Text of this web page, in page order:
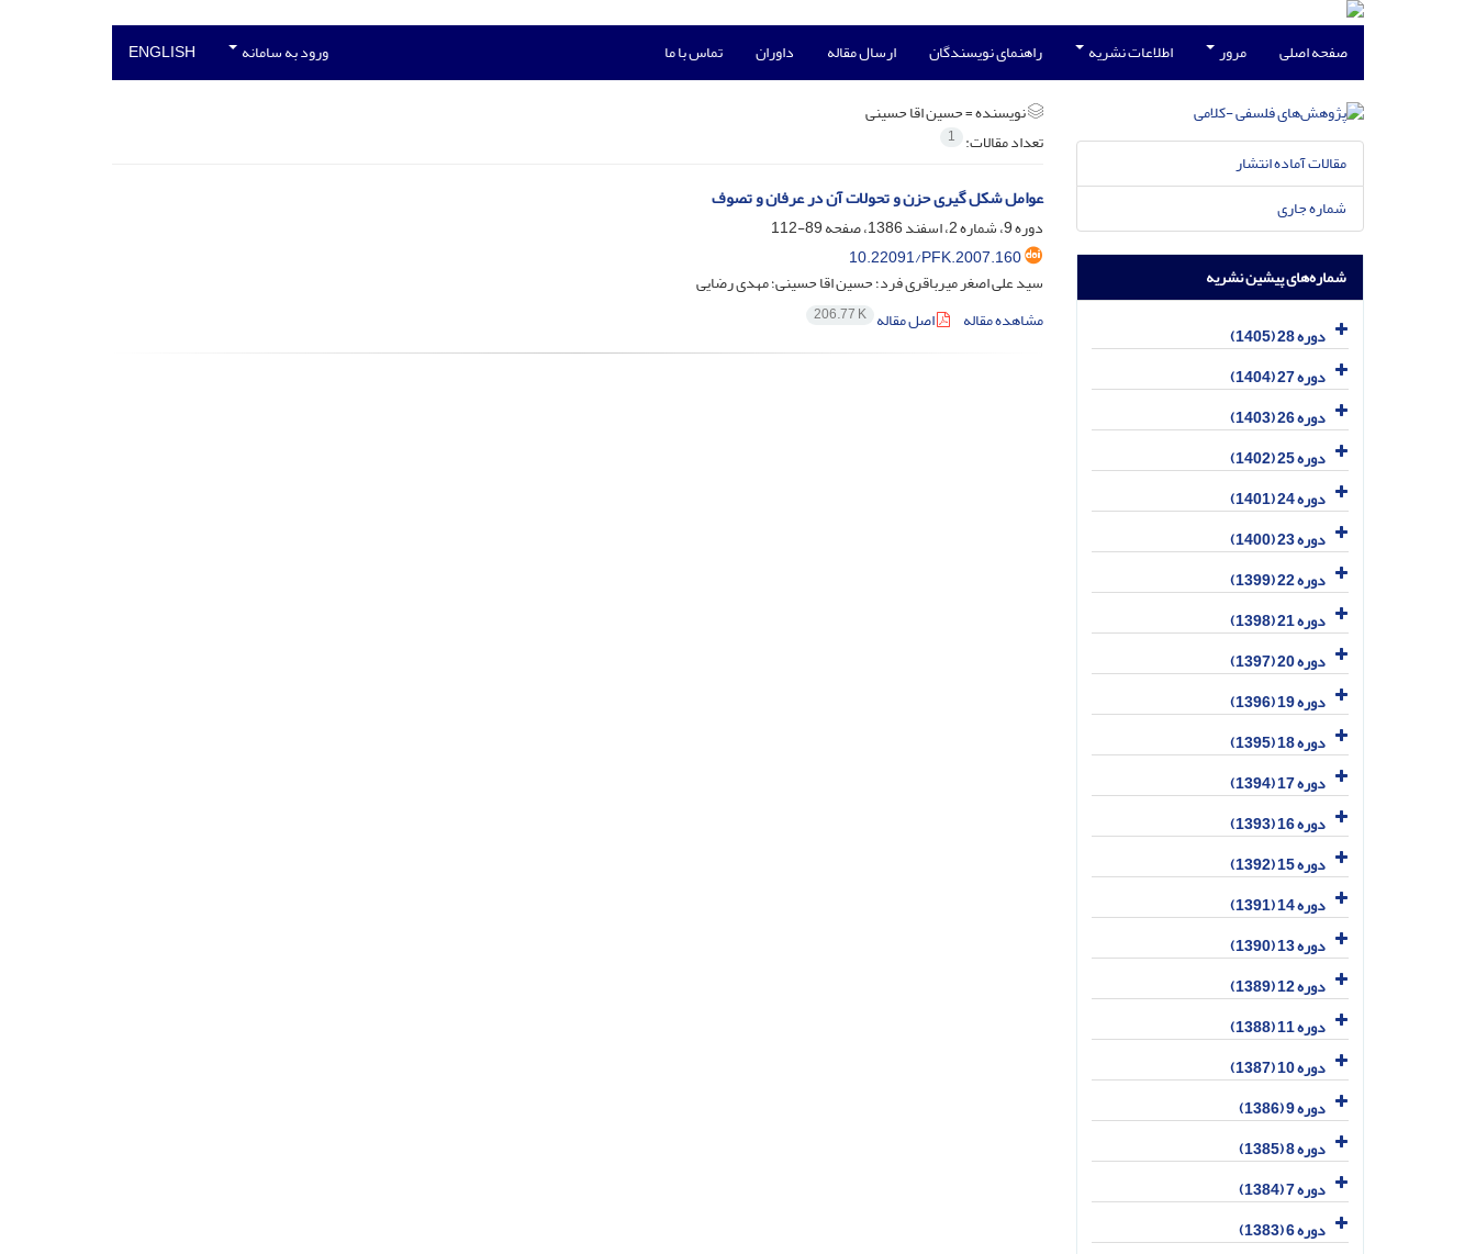
صفحه اصلی مرور اطلاعات نشریه راهنمای نویسندگان ارسال مقاله داوران تماس با ما ورود به سامانه ENGLISH
نویسنده =حسین اقا حسینی
تعداد مقالات: 1
عوامل شکل گیری حزن و تحولات آن در عرفان و تصوف
دوره 9، شماره 2، اسفند 1386، صفحه
89-112
10.22091/PFK.2007.160
سید علی اصغر میرباقری فرد؛ حسین اقا حسینی؛ مهدی رضایی
مشاهده مقاله
اصل مقاله 206.77 K
مقالات آماده انتشار
شماره جاری
شماره‌های پیشین نشریه
دوره 28 (1405)
دوره 27 (1404)
دوره 26 (1403)
دوره 25 (1402)
دوره 24 (1401)
دوره 23 (1400)
دوره 22 (1399)
دوره 21 (1398)
دوره 20 (1397)
دوره 19 (1396)
دوره 18 (1395)
دوره 17 (1394)
دوره 16 (1393)
دوره 15 (1392)
دوره 14 (1391)
دوره 13 (1390)
دوره 12 (1389)
دوره 11 (1388)
دوره 10 (1387)
دوره 9 (1386)
دوره 8 (1385)
دوره 7 (1384)
دوره 6 (1383)